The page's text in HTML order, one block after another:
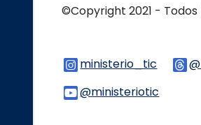
©Copyright 2021 -
ministerio_tic Logo
@ministeriotic